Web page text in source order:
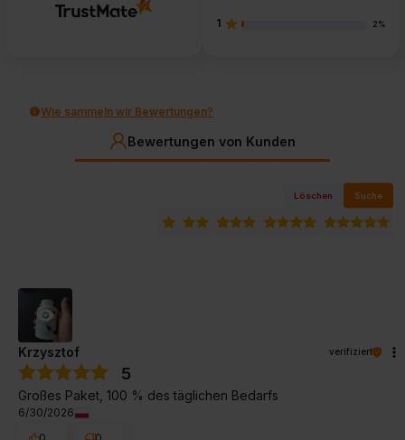
1 2%
Wie sammeln wir Bewertungen?
Bewertungen von Kunden
Löschen Suche
Krzysztof verifiziert
5
Großes Paket, 100 % des täglichen Bedarfs
6/30/2026